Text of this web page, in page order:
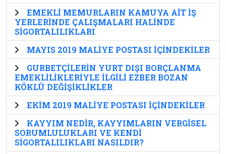
EMEKLİ MEMURLARIN KAMUYA AİT İŞ
YERLERİNDE ÇALIŞMALARI HALİNDE
SİGORTALILIKLARI
MAYIS 2019 MALİYE POSTASI İÇİNDEKİLER
GURBETÇİLERİN YURT DIŞI BORÇLANMA
EMEKLİLİKLERİYLE İLGİLİ EZBER BOZAN
KÖKLÜ DEĞİŞİKLİKLER
EKİM 2019 MALİYE POSTASI İÇİNDEKİLER
KAYYIM NEDİR, KAYYIMLARIN VERGİSEL
SORUMLULUKLARI VE KENDİ
SİGORTALILIKLARI NASILDIR?